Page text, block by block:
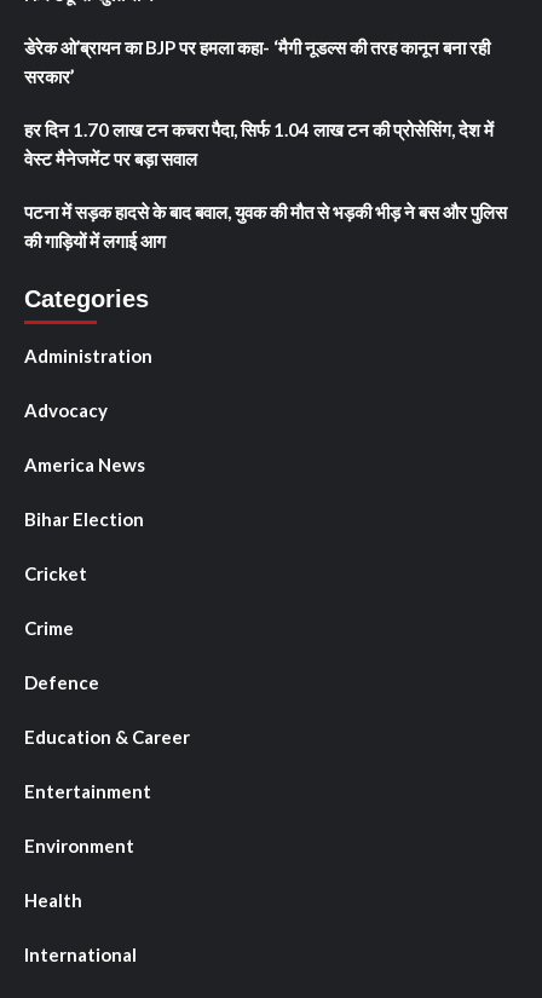
डेरेक ओ’ब्रायन का BJP पर हमला कहा- ‘मैगी नूडल्स की तरह कानून बना रही
सरकार’
हर दिन 1.70 लाख टन कचरा पैदा, सिर्फ 1.04 लाख टन की प्रोसेसिंग, देश में
वेस्ट मैनेजमेंट पर बड़ा सवाल
पटना में सड़क हादसे के बाद बवाल, युवक की मौत से भड़की भीड़ ने बस और पुलिस
की गाड़ियों में लगाई आग
Categories
Administration
Advocacy
America News
Bihar Election
Cricket
Crime
Defence
Education & Career
Entertainment
Environment
Health
International